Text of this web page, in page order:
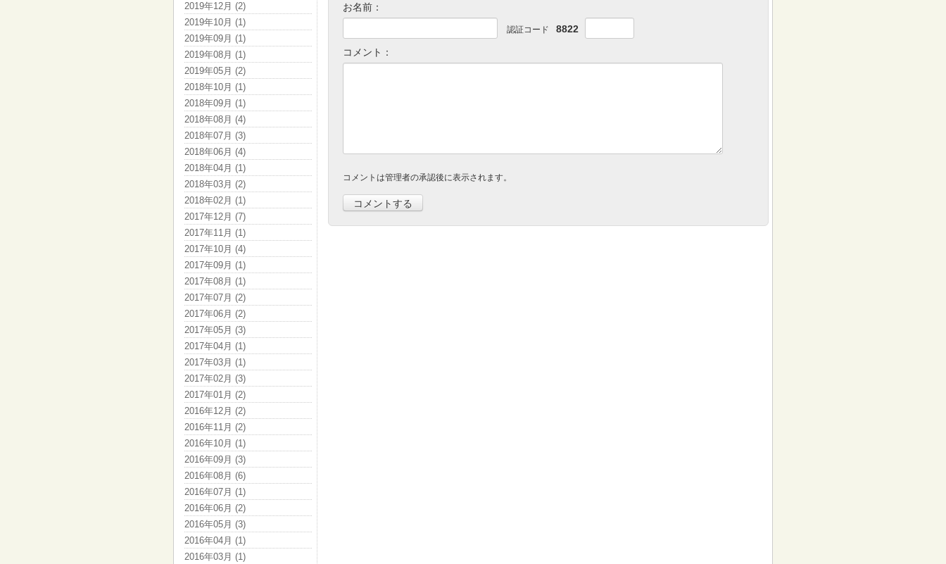
お名前：
認証コード 8822
コメント：
コメントは管理者の承認後に表示されます。
2019年12月 (2)
2019年10月 (1)
2019年09月 (1)
2019年08月 (1)
2019年05月 (2)
2018年10月 (1)
2018年09月 (1)
2018年08月 (4)
2018年07月 (3)
2018年06月 (4)
2018年04月 (1)
2018年03月 (2)
2018年02月 (1)
2017年12月 (7)
2017年11月 (1)
2017年10月 (4)
2017年09月 (1)
2017年08月 (1)
2017年07月 (2)
2017年06月 (2)
2017年05月 (3)
2017年04月 (1)
2017年03月 (1)
2017年02月 (3)
2017年01月 (2)
2016年12月 (2)
2016年11月 (2)
2016年10月 (1)
2016年09月 (3)
2016年08月 (6)
2016年07月 (1)
2016年06月 (2)
2016年05月 (3)
2016年04月 (1)
2016年03月 (1)